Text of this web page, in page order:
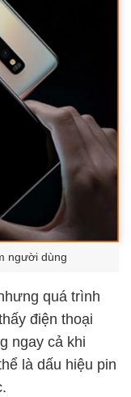
người dùng
quá trình
điện thoại
ngay cả khi
là dấu hiệu pin